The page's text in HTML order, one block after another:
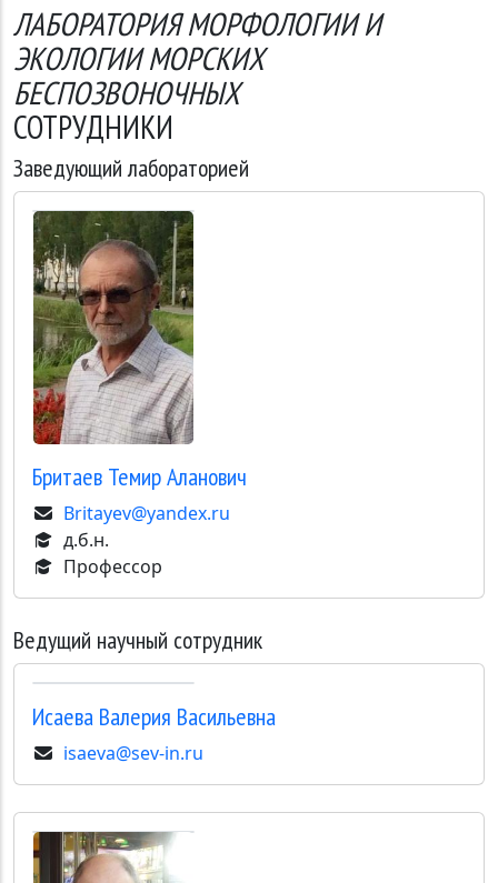
ЛАБОРАТОРИЯ МОРФОЛОГИИ И
ЭКОЛОГИИ МОРСКИХ
БЕСПОЗВОНОЧНЫХ
СОТРУДНИКИ
Заведующий лабораторией
Бритаев Темир Аланович
Britayev@yandex.ru
д.б.н.
Профессор
Ведущий научный сотрудник
Исаева Валерия Васильевна
isaeva@sev-in.ru